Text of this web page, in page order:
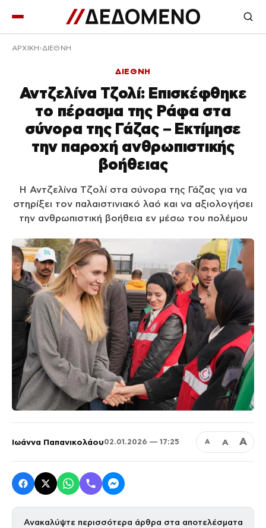
ΑΡΧΙΚΉ ΔΙΕΘΝΗ
ΔΙΕΘΝΗ
Αντζελίνα Τζολί: Επισκέφθηκε
το πέρασμα της Ράφα στα
σύνορα της Γάζας – Εκτίμησε
την παροχή ανθρωπιστικής
βοήθειας
Η Αντζελίνα Τζολί στα σύνορα της Γάζας για να
στηρίξει τον παλαιστινιακό λαό και να αξιολογήσει
την ανθρωπιστική βοήθεια εν μέσω του πολέμου
Ιωάννα Παπανικολάου02.01.2026 — 17:25 Α Α Α
Ανακαλύψτε περισσότερα άρθρα στα αποτελέσματα